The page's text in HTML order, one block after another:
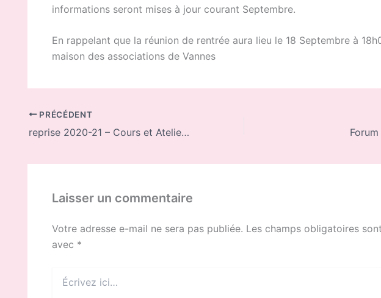
informations seront mises à jour courant Septembre.
En rappelant que la réunion de rentrée aura lieu le 18 Septembre à
maison des associations de Vannes
PRÉCÉDENT
reprise 2020-21 – Cours et Atelier d’Ikebana IKENOBO – à Lorient
Laisser un commentaire
Votre adresse e-mail ne sera pas publiée. Les champs obligatoires
avec *
ici…